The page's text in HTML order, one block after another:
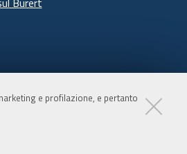
e profilazione, e pertanto